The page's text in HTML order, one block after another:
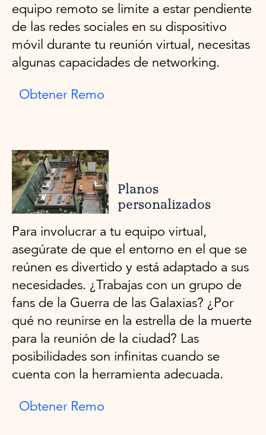
equipo remoto se limite a estar pendiente
de las redes sociales en su dispositivo
móvil durante tu reunión virtual, necesitas
algunas capacidades de networking.
Obtener Remo
Planos
personalizados
Para involucrar a tu equipo virtual,
asegúrate de que el entorno en el que se
reúnen es divertido y está adaptado a sus
necesidades. ¿Trabajas con un grupo de
fans de la Guerra de las Galaxias? ¿Por
qué no reunirse en la estrella de la muerte
para la reunión de la ciudad? Las
posibilidades son infinitas cuando se
cuenta con la herramienta adecuada.
Obtener Remo